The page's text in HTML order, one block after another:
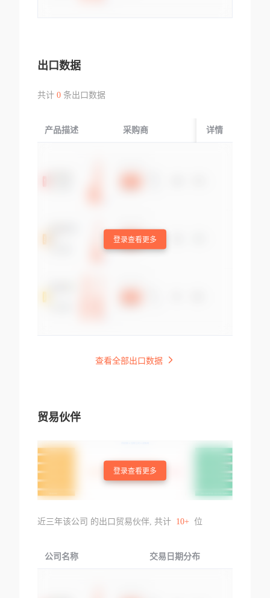
出口数据
共计 0条出口数据
产品描述 采购商 起运国/地区
详情
登录查看更多
查看全部出口数据
贸易伙伴
登录查看更多
近三年该公司 的出口贸易伙伴, 共计 10+ 位
公司名称 交易日期分布